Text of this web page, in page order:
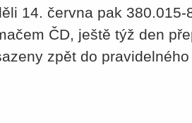
14. června pak
ČD, ještě týž den
zpět do